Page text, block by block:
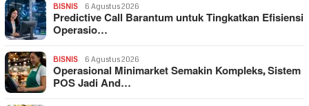
BISNIS 6 Agustus 2026
Predictive Call Barantum untuk Tingkatkan Efisiensi
Operasio…
BISNIS 6 Agustus 2026
Operasional Minimarket Semakin Kompleks, Sistem
POS Jadi And…